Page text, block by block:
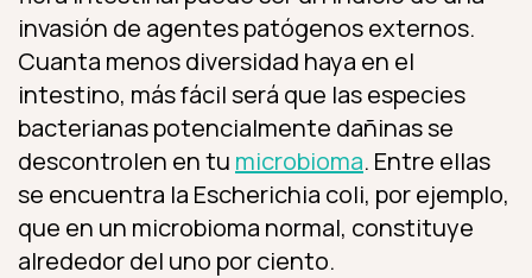
invasión de agentes patógenos externos.
Cuanta menos diversidad haya en el
intestino, más fácil será que las especies
bacterianas potencialmente dañinas se
descontrolen en tu microbioma. Entre ellas
se encuentra la Escherichia coli, por ejemplo,
que en un microbioma normal, constituye
alrededor del uno por ciento.